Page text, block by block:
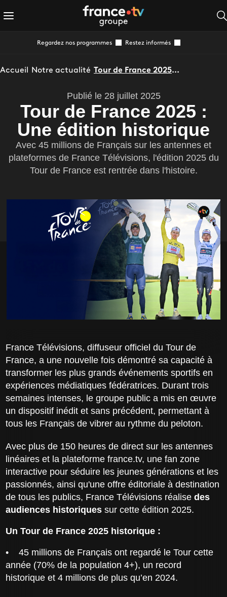
Regardez nos programmes Restez informés
Accueil Notre actualité Tour de France 2025 : Une édition historique
Publié le 28 juillet 2025
Tour de France 2025 :
Une édition historique
Avec 45 millions de Français sur les antennes et
plateformes de France Télévisions, l'édition 2025 du
Tour de France est rentrée dans l'histoire.
France Télévisions, diffuseur officiel du Tour de
France, a une nouvelle fois démontré sa capacité à
transformer les plus grands événements sportifs en
expériences médiatiques fédératrices. Durant trois
semaines intenses, le groupe public a mis en œuvre
un dispositif inédit et sans précédent, permettant à
tous les Français de vibrer au rythme du peloton.
Avec plus de 150 heures de direct sur les antennes
linéaires et la plateforme france.tv, une fan zone
interactive pour séduire les jeunes générations et les
passionnés, ainsi qu'une offre éditoriale à destination
de tous les publics, France Télévisions réalisedes
audiences historiquessur cette édition 2025.
Un Tour de France 2025 historique :
• 45 millions de Français ont regardé le Tour cette
année (70% de la population 4+), un record
historique et 4 millions de plus qu’en 2024.